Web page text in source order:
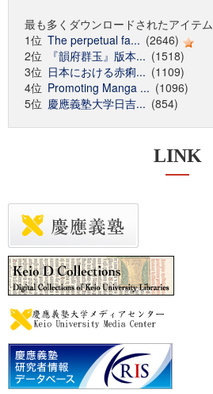
最も多くダウンロードされたアイテム
1位 The perpetual fa... (2646)
2位
『韻府群玉』版本... (1518)
3位 日本における赤痢... (1109)
4位 Promoting Manga ... (1096)
5位 慶應義塾大学日吉... (854)
LINK